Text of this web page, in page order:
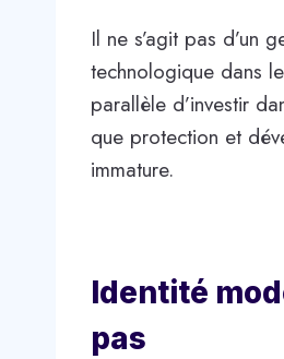
Il ne s’agit pas d’un
technologique dans
parallèle d’investir
que protection et
immature.
Identité
pas